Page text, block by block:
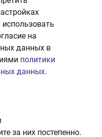
на
данных в
политики
данных.
за них постепенно.